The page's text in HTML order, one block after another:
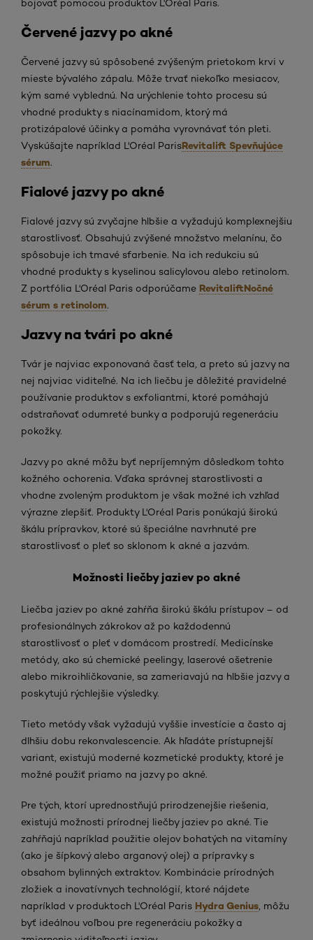
bojovať pomocou produktov L'Oréal Paris.
Červené jazvy po akné
Červené jazvy sú spôsobené zvýšeným prietokom krvi v
mieste bývalého zápalu. Môže trvať niekoľko mesiacov,
kým samé vyblednú. Na urýchlenie tohto procesu sú
vhodné produkty s niacínamidom, ktorý má
protizápalové účinky a pomáha vyrovnávať tón pleti.
Vyskúšajte napríklad L'Oréal ParisRevitalift Spevňujúce
sérum.
Fialové jazvy po akné
Fialové jazvy sú zvyčajne hlbšie a vyžadujú komplexnejšiu
starostlivosť. Obsahujú zvýšené množstvo melanínu, čo
spôsobuje ich tmavé sfarbenie. Na ich redukciu sú
vhodné produkty s kyselinou salicylovou alebo retinolom.
Z portfólia L'Oréal Paris odporúčame RevitaliftNočné
sérum s retinolom.
Jazvy na tvári po akné
Tvár je najviac exponovaná časť tela, a preto sú jazvy na
nej najviac viditeľné. Na ich liečbu je dôležité pravidelné
používanie produktov s exfoliantmi, ktoré pomáhajú
odstraňovať odumreté bunky a podporujú regeneráciu
pokožky.
Jazvy po akné môžu byť nepríjemným dôsledkom tohto
kožného ochorenia. Vďaka správnej starostlivosti a
vhodne zvoleným produktom je však možné ich vzhľad
výrazne zlepšiť. Produkty L'Oréal Paris ponúkajú širokú
škálu prípravkov, ktoré sú špeciálne navrhnuté pre
starostlivosť o pleť so sklonom k akné a jazvám.
Možnosti liečby jaziev po akné
Liečba jaziev po akné zahŕňa širokú škálu prístupov – od
profesionálnych zákrokov až po každodennú
starostlivosť o pleť v domácom prostredí. Medicínske
metódy, ako sú chemické peelingy, laserové ošetrenie
alebo mikroihličkovanie, sa zameriavajú na hlbšie jazvy a
poskytujú rýchlejšie výsledky.
Tieto metódy však vyžadujú vyššie investície a často aj
dlhšiu dobu rekonvalescencie. Ak hľadáte prístupnejší
variant, existujú moderné kozmetické produkty, ktoré je
možné použiť priamo na jazvy po akné.
Pre tých, ktorí uprednostňujú prirodzenejšie riešenia,
existujú možnosti prírodnej liečby jaziev po akné. Tie
zahŕňajú napríklad použitie olejov bohatých na vitamíny
(ako je šípkový alebo arganový olej) a prípravky s
obsahom bylinných extraktov. Kombinácie prírodných
zložiek a inovatívnych technológií, ktoré nájdete
napríklad v produktoch L'Oréal Paris Hydra Genius , môžu
byť ideálnou voľbou pre regeneráciu pokožky a